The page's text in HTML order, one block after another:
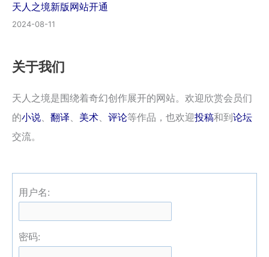
天人之境新版网站开通
2024-08-11
关于我们
天人之境是围绕着奇幻创作展开的网站。欢迎欣赏会员们
的小说 翻译 美术 评论等作品，也欢迎投稿和到论坛
交流。
用户名:
密码: